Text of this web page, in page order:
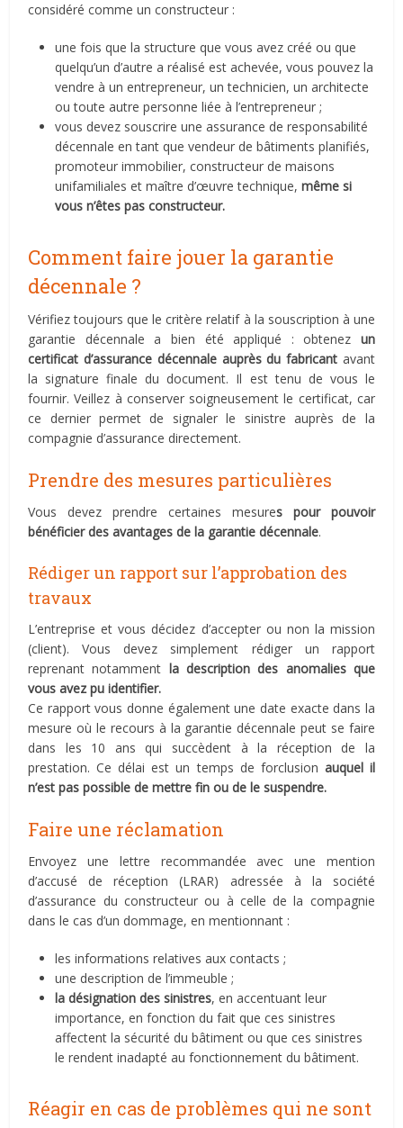
considéré comme un constructeur :
une fois que la structure que vous avez créé ou que
quelqu’un d’autre a réalisé est achevée, vous pouvez la
vendre à un entrepreneur, un technicien, un architecte
ou toute autre personne liée à l’entrepreneur ;
vous devez souscrire une assurance de responsabilité
décennale en tant que vendeur de bâtiments planifiés,
promoteur immobilier, constructeur de maisons
unifamiliales et maître d’œuvre technique,même si
vous n’êtes pas constructeur.
Comment faire jouer la garantie
décennale ?
Vérifiez toujours que le critère relatif à la souscription à une
garantie décennale a bien été appliqué : obtenez un
certificat d’assurance décennale auprès du fabricant avant
la signature finale du document. Il est tenu de vous le
fournir. Veillez à conserver soigneusement le certificat, car
ce dernier permet de signaler le sinistre auprès de la
compagnie d’assurance directement.
Prendre des mesures particulières
Vous devez prendre certaines mesures pour pouvoir
bénéficier des avantages de la garantie décennale.
Rédiger un rapport sur l’approbation des
travaux
L’entreprise et vous décidez d’accepter ou non la mission
(client). Vous devez simplement rédiger un rapport
reprenant notamment la description des anomalies que
vous avez pu identifier.
Ce rapport vous donne également une date exacte dans la
mesure où le recours à la garantie décennale peut se faire
dans les 10 ans qui succèdent à la réception de la
prestation. Ce délai est un temps de forclusion auquel il
n’est pas possible de mettre fin ou de le suspendre.
Faire une réclamation
Envoyez une lettre recommandée avec une mention
d’accusé de réception (LRAR) adressée à la société
d’assurance du constructeur ou à celle de la compagnie
dans le cas d’un dommage, en mentionnant :
les informations relatives aux contacts ;
une description de l’immeuble ;
la désignation des sinistres, en accentuant leur
importance, en fonction du fait que ces sinistres
affectent la sécurité du bâtiment ou que ces sinistres
le rendent inadapté au fonctionnement du bâtiment.
Réagir en cas de problèmes qui ne sont